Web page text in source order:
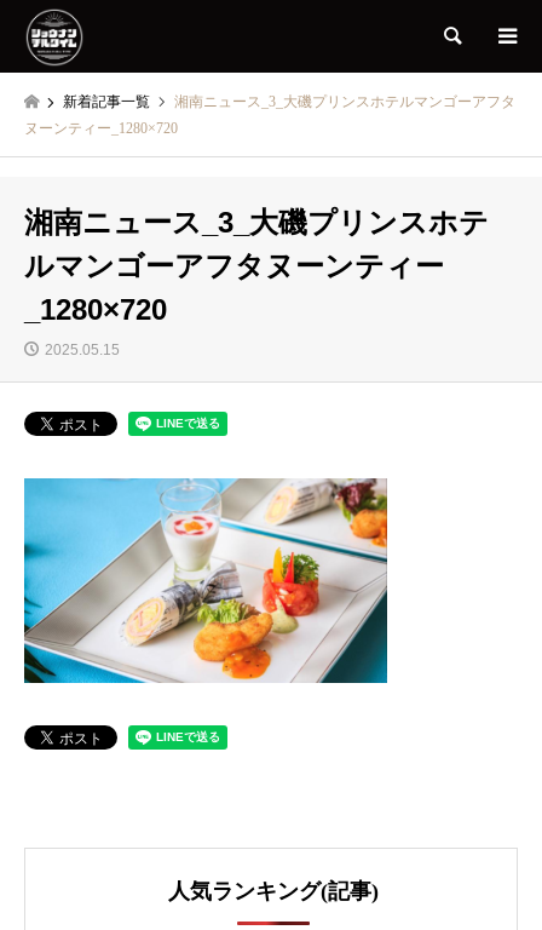
検索
新着記事一覧
湘南ニュース_3_大磯プリンスホテルマンゴーアフタ
ヌーンティー_1280×720
湘南ニュース_3_大磯プリンスホテ
ルマンゴーアフタヌーンティー
_1280×720
2025.05.15
人気ランキング(記事)